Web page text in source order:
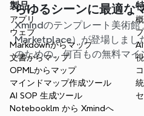
らゆるシーンに最適な
レートが見つかります
Xmindのテンプレート美術
Marketplace）が登場しまし
のための、何百もの無料マイ
用意されています。最適なス
から始める手間を省きましょ
製品
アプリ
ウェブ
Markdownからマップ
文書からマップ
OPMLからマップ
マインドマップ作成ツール
AI SOP 生成ツール
Notebooklm から Xmindへ